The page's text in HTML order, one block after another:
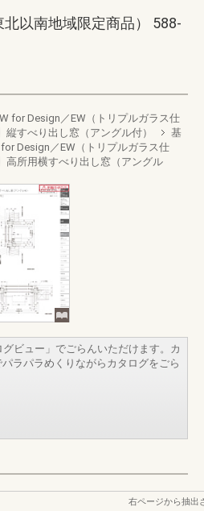
北以南地域限定商品） 588-
for Design／EW（トリプルガラス仕
縦すべり出し窓（アングル付）
基
for Design／EW（トリプルガラス仕
高所用横すべり出し窓（アングル
ビュー」でごらんいただけます。カ
ラパラめくりながらカタログをごら
右ページから抽出